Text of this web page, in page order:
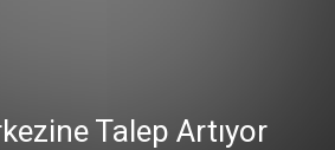
Talep Artıyor